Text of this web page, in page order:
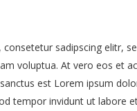
sadipscing elitr,
voluptua. At vero eos et
est Lorem ipsum
tempor invidunt ut labore